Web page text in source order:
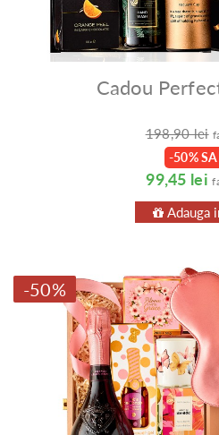
Cadou
198,90 lei
-50%
99,45 lei
Adauga
-50%